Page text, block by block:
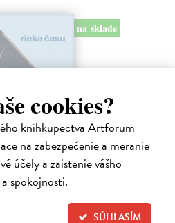
cookies?
kníhkupectva Artforum
na zabezpečenie a meranie
účely a zaistenie vášho
spokojnosti.
SÚHLASÍM
na sklade